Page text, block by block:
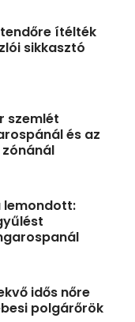
ítélték
sikkasztó
szemlét
és az
lemondott:
idős nőre
polgárőrök